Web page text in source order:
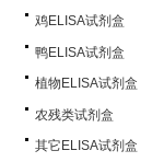
鸡ELISA试剂盒
鸭ELISA试剂盒
植物ELISA试剂盒
农残类试剂盒
其它ELISA试剂盒